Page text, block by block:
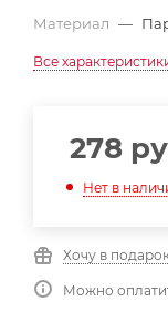
Материал —
Все
278
Нет в
Хочу в
Можно